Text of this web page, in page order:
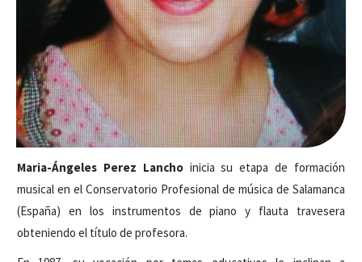
Maria-Ángeles Perez Lanchoinicia su etapa de formación
musical en el Conservatorio Profesional de música de Salamanca
(España) en los instrumentos de piano y flauta travesera
obteniendo el título de profesora.